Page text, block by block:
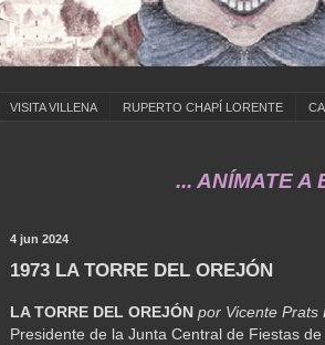
VISITA VILLENA RUPERTO CHAPÍ LORENTE
... ANÍMATE A ENVIAR
4 jun 2024
1973 LA TORRE DEL OREJÓN
LA TORRE DEL OREJÓN por Vicente Prats
Presidente de la Junta Central de Fiestas